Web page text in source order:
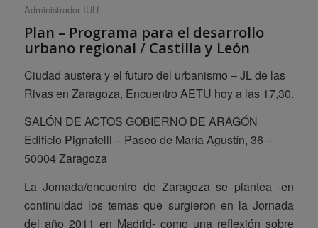
Administrador IUU
Plan – Programa para el desarrollo
urbano regional / Castilla y León
Ciudad austera y el futuro del urbanismo – JL de las
Rivas en Zaragoza, Encuentro AETU hoy a las 17,30.
SALÓN DE ACTOS GOBIERNO DE ARAGÓN
Edificio Pignatelli – Paseo de María Agustín, 36 –
50004 Zaragoza
La Jornada/encuentro de Zaragoza se plantea -en
continuidad los temas que surgieron en la Jornada
del año 2011 en Madrid- como una reflexión sobre